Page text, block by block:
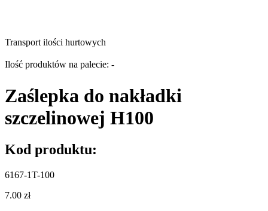
Transport ilości hurtowych
Ilość produktów na palecie: -
Zaślepka do nakładki
szczelinowej H100
Kod produktu:
6167-1T-100
7.00 zł